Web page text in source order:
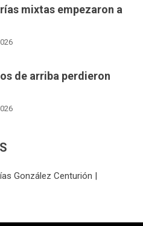
mixtas empezaron a
de arriba perdieron
González Centurión |